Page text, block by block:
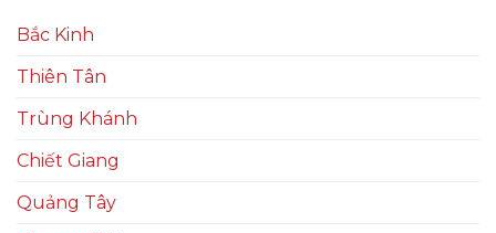
Bắc Kinh
Thiên Tân
Trùng Khánh
Chiết Giang
Quảng Tây